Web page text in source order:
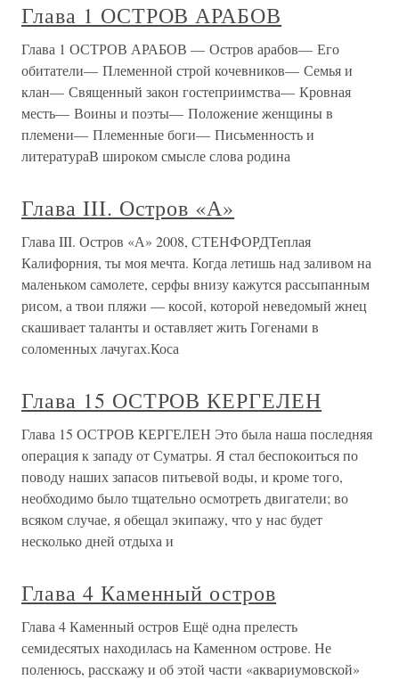
Глава 1 ОСТРОВ АРАБОВ
Глава 1 ОСТРОВ АРАБОВ — Остров арабов— Его
обитатели— Племенной строй кочевников— Семья и
клан— Священный закон гостеприимства— Кровная
месть— Воины и поэты— Положение женщины в
племени— Племенные боги— Письменность и
литератураВ широком смысле слова родина
Глава III. Остров «А»
Глава III. Остров «А» 2008, СТЕНФОРДТеплая
Калифорния, ты моя мечта. Когда летишь над заливом на
маленьком самолете, серфы внизу кажутся рассыпанным
рисом, а твои пляжи — косой, которой неведомый жнец
скашивает таланты и оставляет жить Гогенами в
соломенных лачугах.Коса
Глава 15 ОСТРОВ КЕРГЕЛЕН
Глава 15 ОСТРОВ КЕРГЕЛЕН Это была наша последняя
операция к западу от Суматры. Я стал беспокоиться по
поводу наших запасов питьевой воды, и кроме того,
необходимо было тщательно осмотреть двигатели; во
всяком случае, я обещал экипажу, что у нас будет
несколько дней отдыха и
Глава 4 Каменный остров
Глава 4 Каменный остров Ещё одна прелесть
семидесятых находилась на Каменном острове. Не
поленюсь, расскажу и об этой части «аквариумовской»